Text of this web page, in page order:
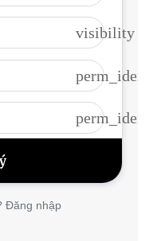
visibility
Đăng nhập